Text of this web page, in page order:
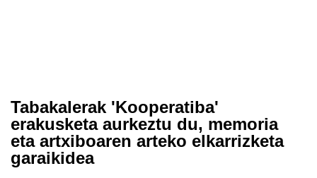
Tabakalerak 'Kooperatiba'
erakusketa aurkeztu du, memoria
eta artxiboaren arteko elkarrizketa
garaikidea